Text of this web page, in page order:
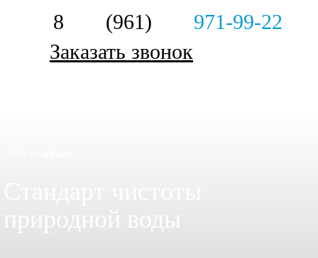
8 (961) 971-99-22
Заказать звонок
природной воды